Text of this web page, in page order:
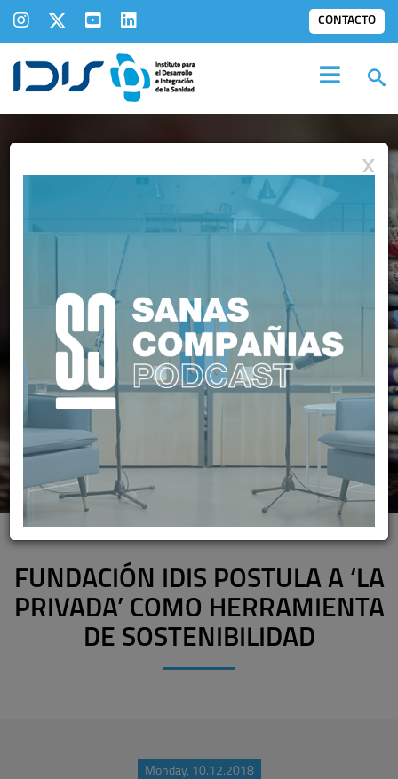
CONTACTO
IDIS EN LOSMEDIOS
FUNDACIÓN IDIS POSTULA A ‘LA
PRIVADA’ COMO HERRAMIENTA
DE SOSTENIBILIDAD
Monday, 10.12.2018
X